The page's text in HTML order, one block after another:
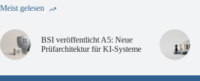
Meist gelesen
BSI veröffentlicht A5: Neue
Prüfarchitektur für KI-Systeme